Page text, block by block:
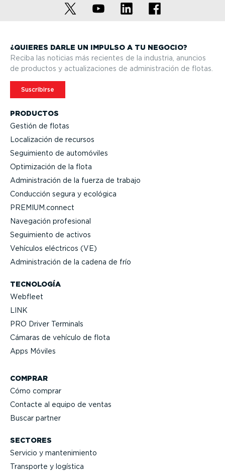
PRODUCTOS
Gestión de flotas
Locali­zación de recursos
Seguimiento de automóviles
Optimi­zación de la flota
Adminis­tración de la fuerza de trabajo
Conducción segura y ecológica
PREMIUM.connect
Navegación profesional
Seguimiento de activos
Vehículos eléctricos (VE)
Adminis­tración de la cadena de frío
TECNOLOGÍA
Webfleet
LINK
PRO Driver Terminals
Cámaras de vehículo de flota
Apps Móviles
COMPRAR
Cómo comprar
Contacte al equipo de ventas
Buscar partner
SECTORES
Servicio y mante­ni­miento
Transporte y logística
¿QUIERES DARLE UN IMPULSO A TU NEGOCIO?
Reciba las noticias más recientes de la industria, anuncios
de productos y actua­li­za­ciones de adminis­tración de flotas.
Suscribirse